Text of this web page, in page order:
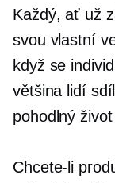
Každý, ať už
svou vlastní
když se
většina lidí
pohodlný
Chcete-li